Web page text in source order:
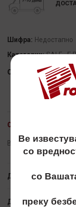
Шифра: Недостапно
Категории:SALE,
Сподели
ОПИС
Bluzon, bluzoni,
ДОПОЛНИТЕЛНИ
ДОСТАВА
Ве
со
со
преку